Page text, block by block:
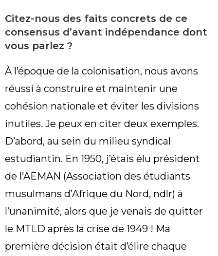
Citez-nous des faits concrets de ce
consensus d’avant indépendance dont
vous parlez ?
À l’époque de la colonisation, nous avons
réussi à construire et maintenir une
cohésion nationale et éviter les divisions
inutiles. Je peux en citer deux exemples.
D’abord, au sein du milieu syndical
estudiantin. En 1950, j’étais élu président
de l’AEMAN (Association des étudiants
musulmans d’Afrique du Nord, ndlr) à
l’unanimité, alors que je venais de quitter
le MTLD après la crise de 1949 ! Ma
première décision était d’élire chaque